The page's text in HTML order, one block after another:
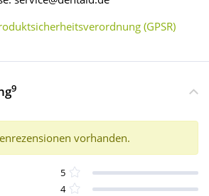
(GPSR)
9
vorhanden.
5
4